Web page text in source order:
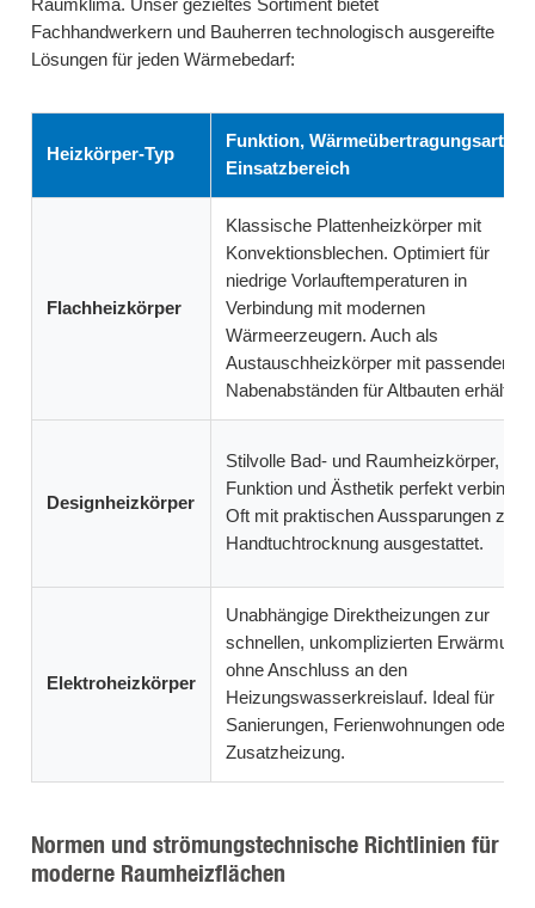
Raumklima. Unser gezieltes Sortiment bietet
Fachhandwerkern und Bauherren technologisch ausgereifte
Lösungen für jeden Wärmebedarf:
Heizkörper-Typ
Funktion, Wärmeübertragungsart &
Einsatzbereich
Flachheizkörper
Klassische Plattenheizkörper mit
Konvektionsblechen. Optimiert für
niedrige Vorlauftemperaturen in
Verbindung mit modernen
Wärmeerzeugern. Auch als
Austauschheizkörper mit passenden
Nabenabständen für Altbauten
Designheizkörper
Stilvolle Bad- und Raumheizkörper, die
Funktion und Ästhetik perfekt
Oft mit praktischen Aussparungen zur
Handtuchtrocknung ausgestattet.
Elektroheizkörper
Unabhängige Direktheizungen zur
schnellen, unkomplizierten Erwärmung
ohne Anschluss an den
Heizungswasserkreislauf. Ideal für
Sanierungen, Ferienwohnungen oder
Zusatzheizung.
Normen und strömungstechnische Richtlinien für
moderne Raumheizflächen